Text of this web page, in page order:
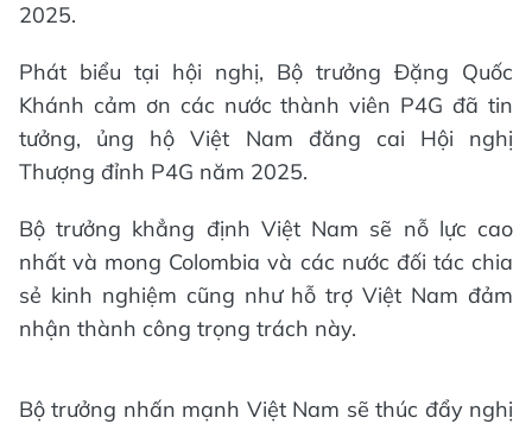
2025.
Phát biểu tại hội nghị, Bộ trưởng Đặng Quốc
Khánh cảm ơn các nước thành viên P4G đã tin
tưởng, ủng hộ Việt Nam đăng cai Hội nghị
Thượng đỉnh P4G năm 2025.
Bộ trưởng khẳng định Việt Nam sẽ nỗ lực cao
nhất và mong Colombia và các nước đối tác chia
sẻ kinh nghiệm cũng như hỗ trợ Việt Nam đảm
nhận thành công trọng trách này.
Bộ trưởng nhấn mạnh Việt Nam sẽ thúc đẩy nghị